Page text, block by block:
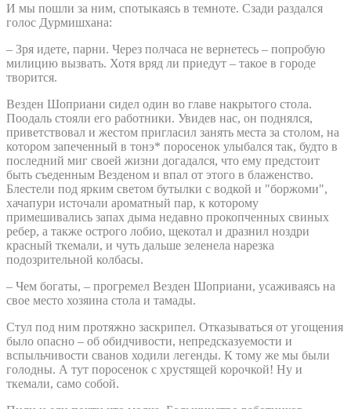
И мы пошли за ним, спотыкаясь в темноте. Сзади раздался
голос Дурмишхана:
– Зря идете, парни. Через полчаса не вернетесь – попробую
милицию вызвать. Хотя вряд ли приедут – такое в городе
творится.
Везден Шоприани сидел один во главе накрытого стола.
Поодаль стояли его работники. Увидев нас, он поднялся,
приветствовал и жестом пригласил занять места за столом, на
котором запеченный в тонэ* поросенок улыбался так, будто в
последний миг своей жизни догадался, что ему предстоит
быть съеденным Везденом и впал от этого в блаженство.
Блестели под ярким светом бутылки с водкой и "боржоми",
хачапури источали ароматный пар, к которому
примешивались запах дыма недавно прокопченных свиных
ребер, а также острого лобио, щекотал и дразнил ноздри
красный ткемали, и чуть дальше зеленела нарезка
подозрительной колбасы.
– Чем богаты, – прогремел Везден Шоприани, усаживаясь на
свое место хозяина стола и тамады.
Стул под ним протяжно заскрипел. Отказываться от угощения
было опасно – об обидчивости, непредсказуемости и
вспыльчивости сванов ходили легенды. К тому же мы были
голодны. А тут поросенок с хрустящей корочкой! Ну и
ткемали, само собой.